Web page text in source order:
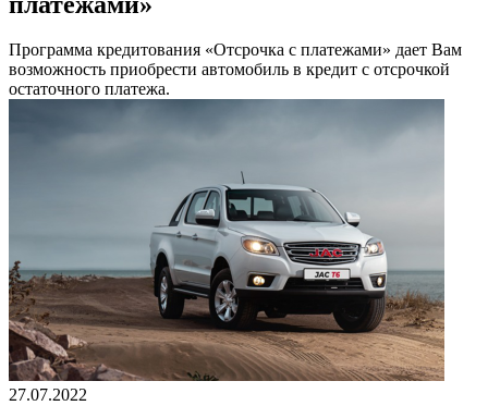
Программа кредитования «Отсрочка с платежами» дает Вам
возможность приобрести автомобиль в кредит с отсрочкой
остаточного платежа.
27.07.2022